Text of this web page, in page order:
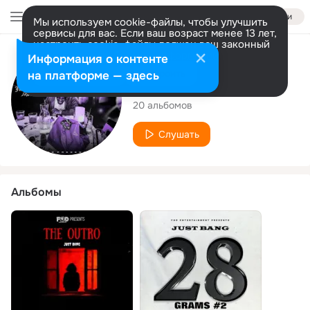
Войти
Мы используем cookie-файлы, чтобы улучшить
сервисы для вас. Если ваш возраст менее 13 лет,
настроить cookie-файлы должен ваш законный
представитель. Больше информации
Разрешить все Настроить
Исполнитель
JUST BANG
20 альбомов
Слушать
Альбомы
Информация о контенте
на платформе — здесь